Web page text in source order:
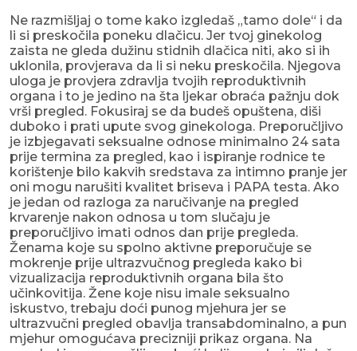
Ne razmišljaj o tome kako izgledaš „tamo dole“ i da
li si preskočila poneku dlačicu. Jer tvoj ginekolog
zaista ne gleda dužinu stidnih dlačica niti, ako si ih
uklonila, provjerava da li si neku preskočila. Njegova
uloga je provjera zdravlja tvojih reproduktivnih
organa i to je jedino na šta ljekar obraća pažnju dok
vrši pregled. Fokusiraj se da budeš opuštena, diši
duboko i prati upute svog ginekologa. Preporučljivo
je izbjegavati seksualne odnose minimalno 24 sata
prije termina za pregled, kao i ispiranje rodnice te
korištenje bilo kakvih sredstava za intimno pranje jer
oni mogu narušiti kvalitet briseva i PAPA testa. Ako
je jedan od razloga za naručivanje na pregled
krvarenje nakon odnosa u tom slučaju je
preporučljivo imati odnos dan prije pregleda.
Ženama koje su spolno aktivne preporučuje se
mokrenje prije ultrazvučnog pregleda kako bi
vizualizacija reproduktivnih organa bila što
učinkovitija. Žene koje nisu imale seksualno
iskustvo, trebaju doći punog mjehura jer se
ultrazvučni pregled obavlja transabdominalno, a pun
mjehur omogućava precizniji prikaz organa. Na